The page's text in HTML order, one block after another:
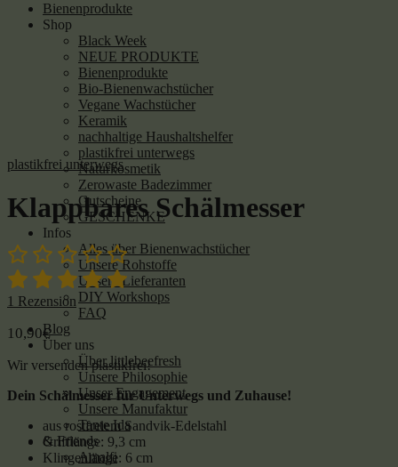
Bienenprodukte
Shop
Black Week
NEUE PRODUKTE
Bienenprodukte
Bio-Bienenwachstücher
Vegane Wachstücher
Keramik
nachhaltige Haushaltshelfer
plastikfrei unterwegs
Naturkosmetik
Zerowaste Badezimmer
Gutscheine
GESCHENKE
Infos
Alles über Bienenwachstücher
Unsere Rohstoffe
Unsere Lieferanten
DIY Workshops
FAQ
Blog
Über uns
Über littlebeefresh
Unsere Philosophie
Unser Engagement
Unsere Manufaktur
Tante Ida
& Friends
Amalfi
plastikfrei unterwegs
Klappbares Schälmesser
1 Rezension
10,90€
Wir versenden plastikfrei!
Dein Schälmesser für Unterwegs und Zuhause!
aus rostfreiem Sandvik-Edelstahl
Grifflänge: 9,3 cm
Klingenlänge: 6 cm